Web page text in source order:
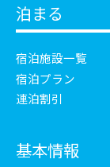
泊まる
宿泊施設一覧
宿泊プラン
連泊割引
基本情報